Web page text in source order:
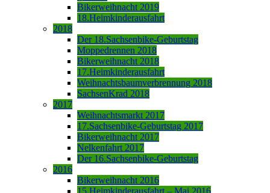
Bikerweihnacht 2019
18.Heimkinderausfahrt
2018
Der 18.Sachsenbike-Geburtstag
Moppedrennen 2018
Bikerweihnacht 2018
17.Heimkinderausfahrt
Weihnachtsbaumverbrennung 2018
SachsenKrad 2018
2017
Weihnachtsmarkt 2017
17.Sachsenbike-Geburtstag 2017
Bikerweihnacht 2017
Nelkenfahrt 2017
Der 16.Sachsenbike-Geburtstag
2016
Bikerweihnacht 2016
15.Heimkinderausfahrt – Mai 2016